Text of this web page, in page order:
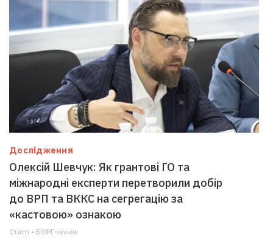
Дослідження
Олексій Шевчук: Як грантові ГО та
міжнародні експерти перетворили добір
до ВРП та ВККС на сегрегацію за
«кастовою» ознакою
Статті • БОРГ-review